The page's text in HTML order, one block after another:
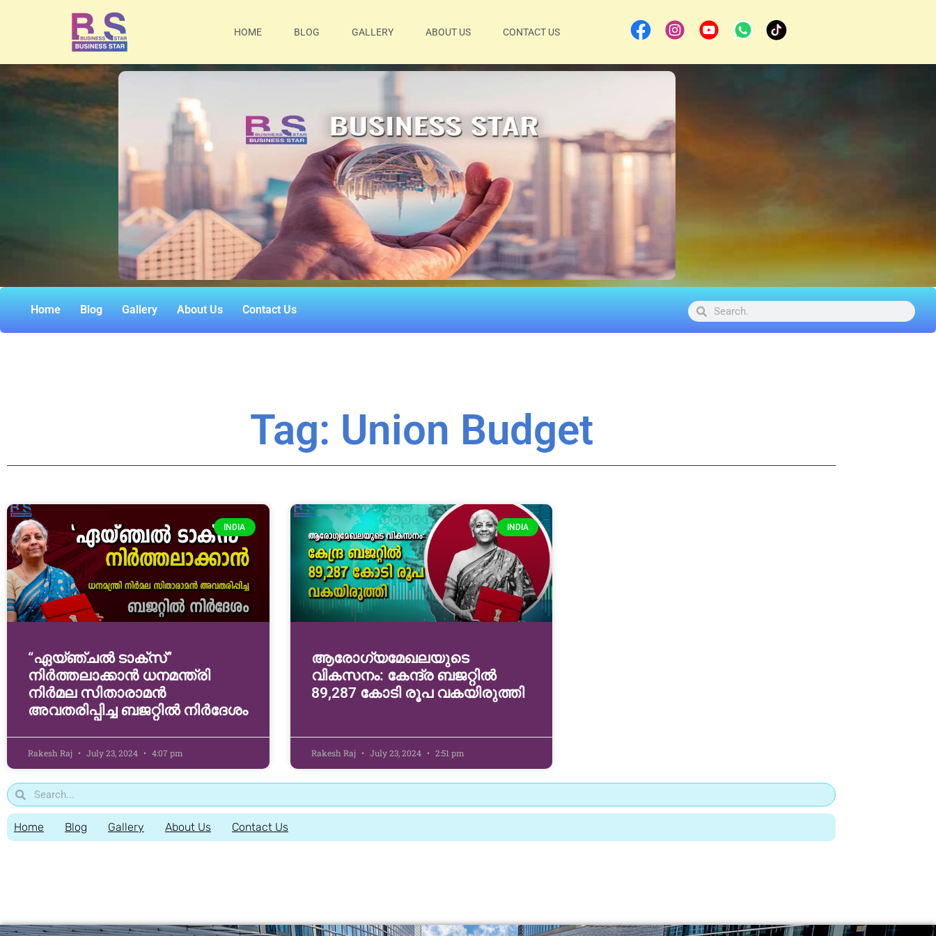
HOME BLOG GALLERY ABOUT US CONTACT US
Home Blog Gallery About Us Contact Us
Tag: Union Budget
INDIA
“ഏയ്ഞ്ചല്‍ ടാക്‌സ്”
നിര്‍ത്തലാക്കാന്‍ ധനമന്ത്രി
നിർമല സിതാരാമൻ
അവതരിപ്പിച്ച ബജറ്റിൽ നിര്‍ദേശം
Rakesh Raj July 23, 2024 4:07 pm
INDIA
ആരോഗ്യമേഖലയുടെ
വികസനം: കേന്ദ്ര ബജറ്റിൽ
89,287 കോടി രൂപ വകയിരുത്തി
Rakesh Raj July 23, 2024 2:51 pm
Home Blog Gallery About Us Contact Us